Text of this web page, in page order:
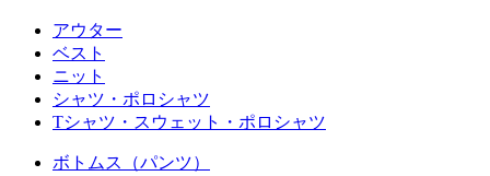
アウター
ベスト
ニット
シャツ・ポロシャツ
Tシャツ・スウェット・ポロシャツ
ボトムス（パンツ）